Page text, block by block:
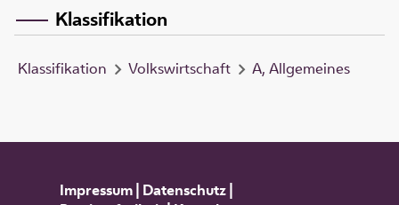
Klassifikation
Klassifikation Volkswirtschaft A, Allgemeines
Impressum| Datenschutz|